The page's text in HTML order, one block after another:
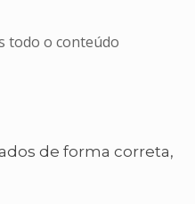
todo o conteúdo
de forma correta,